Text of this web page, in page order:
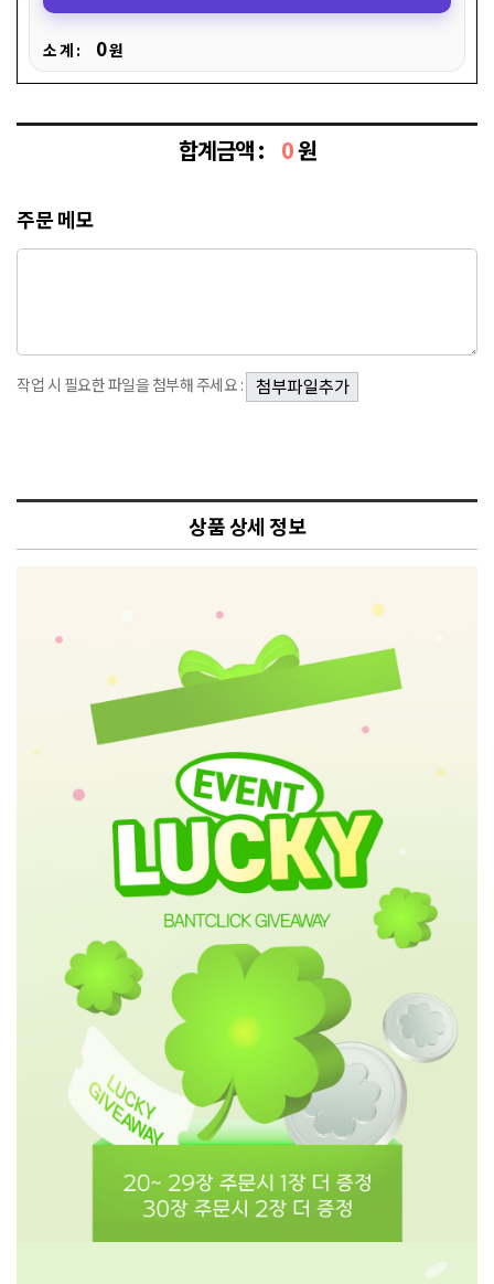
소 계 : 0원
합계금액 : 0원
주문 메모
작업 시 필요한 파일을 첨부해 주세요 :
상품 상세 정보